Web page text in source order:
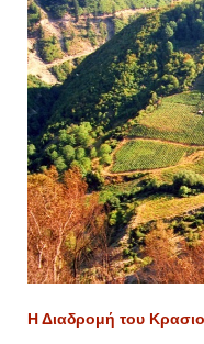
Η Διαδρομή του